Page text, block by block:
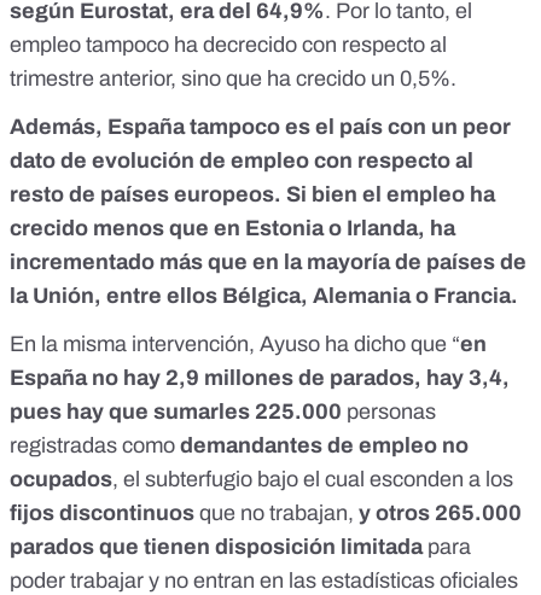
según Eurostat, era del 64,9%. Por lo tanto, el
empleo tampoco ha decrecido con respecto al
trimestre anterior, sino que ha crecido un 0,5%.
Además, España tampoco es el país con un peor
dato de evolución de empleo con respecto al
resto de países europeos. Si bien el empleo ha
crecido menos que en Estonia o Irlanda, ha
incrementado más que en la mayoría de países de
la Unión, entre ellos Bélgica, Alemania o Francia.
En la misma intervención, Ayuso ha dicho que “en
España no hay 2,9 millones de parados, hay 3,4,
pues hay que sumarles 225.000 personas
registradas como demandantes de empleo no
ocupados, el subterfugio bajo el cual esconden a los
fijos discontinuos que no trabajan, y otros 265.000
parados que tienen disposición limitadapara
poder trabajar y no entran en las estadísticas oficiales